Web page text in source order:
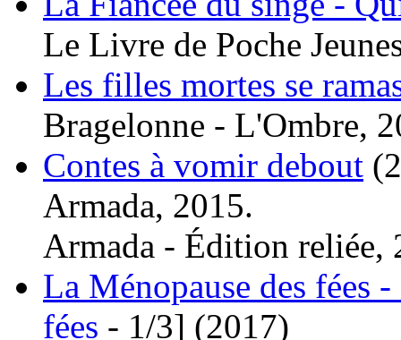
Le Livre de Poche
Les filles mortes se
Bragelonne - L'Ombre,
Contes à vomir debout
Armada, 2015.
Armada - Édition reliée,
La Ménopause des fées
fées - 1/3] (2017)